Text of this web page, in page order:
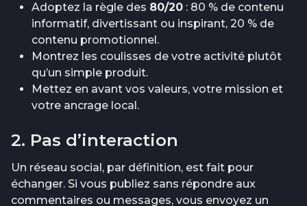
Adoptez la règle des 80/20 : 80 % de contenu
informatif, divertissant ou inspirant, 20 % de
contenu promotionnel.
Montrez les coulisses de votre activité plutôt
qu’un simple produit.
Mettez en avant vos valeurs, votre mission et
votre ancrage local.
2. Pas d’interaction
Un réseau social, par définition, est fait pour
échanger. Si vous publiez sans répondre aux
commentaires ou messages, vous envoyez un